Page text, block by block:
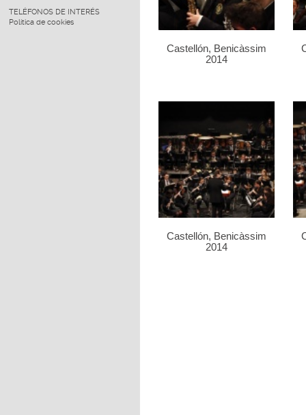
TELÉFONOS DE INTERÉS
Política de cookies
Castellón, Benicàssim
2014
Castellón, Benicàssim
2014